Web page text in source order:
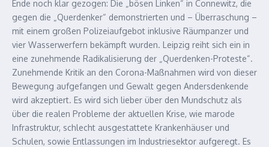
Ende noch klar gezogen: Die „bösen Linken“ in Connewitz, die
gegen die „Querdenker“ demonstrierten und – Überraschung –
mit einem großen Polizeiaufgebot inklusive Räumpanzer und
vier Wasserwerfern bekämpft wurden. Leipzig reiht sich ein in
eine zunehmende Radikalisierung der „Querdenken-Proteste“.
Zunehmende Kritik an den Corona-Maßnahmen wird von dieser
Bewegung aufgefangen und Gewalt gegen Andersdenkende
wird akzeptiert. Es wird sich lieber über den Mundschutz als
über die realen Probleme der aktuellen Krise, wie marode
Infrastruktur, schlecht ausgestattete Krankenhäuser und
Schulen, sowie Entlassungen im Industriesektor aufgeregt. Es